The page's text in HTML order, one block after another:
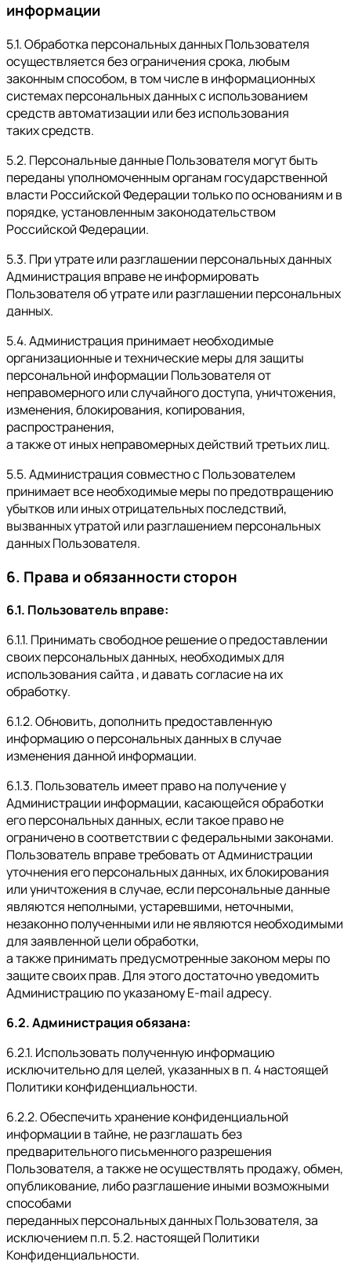
информации
5.1. Обработка персональных данных Пользователя
осуществляется без ограничения срока, любым
законным способом, в том числе в информационных
системах персональных данных с использованием
средств автоматизации или без использования
таких средств.
5.2. Персональные данные Пользователя могут быть
переданы уполномоченным органам государственной
власти Российской Федерации только по основаниям и в
порядке, установленным законодательством
Российской Федерации.
5.3. При утрате или разглашении персональных данных
Администрация вправе не информировать
Пользователя об утрате или разглашении персональных
данных.
5.4. Администрация принимает необходимые
организационные и технические меры для защиты
персональной информации Пользователя от
неправомерного или случайного доступа, уничтожения,
изменения, блокирования, копирования,
распространения,
а также от иных неправомерных действий третьих лиц.
5.5. Администрация совместно с Пользователем
принимает все необходимые меры по предотвращению
убытков или иных отрицательных последствий,
вызванных утратой или разглашением персональных
данных Пользователя.
6. Права и обязанности сторон
6.1. Пользователь вправе:
6.1.1. Принимать свободное решение о предоставлении
своих персональных данных, необходимых для
использования сайта , и давать согласие на их
обработку.
6.1.2. Обновить, дополнить предоставленную
информацию о персональных данных в случае
изменения данной информации.
6.1.3. Пользователь имеет право на получение у
Администрации информации, касающейся обработки
его персональных данных, если такое право не
ограничено в соответствии с федеральными законами.
Пользователь вправе требовать от Администрации
уточнения его персональных данных, их блокирования
или уничтожения в случае, если персональные данные
являются неполными, устаревшими, неточными,
незаконно полученными или не являются необходимыми
для заявленной цели обработки,
а также принимать предусмотренные законом меры по
защите своих прав. Для этого достаточно уведомить
Администрацию по указаному E-mail адресу.
6.2. Администрация обязана:
6.2.1. Использовать полученную информацию
исключительно для целей, указанных в п. 4 настоящей
Политики конфиденциальности.
6.2.2. Обеспечить хранение конфиденциальной
информации в тайне, не разглашать без
предварительного письменного разрешения
Пользователя, а также не осуществлять продажу, обмен,
опубликование, либо разглашение иными возможными
способами
переданных персональных данных Пользователя, за
исключением п.п. 5.2. настоящей Политики
Конфиденциальности.